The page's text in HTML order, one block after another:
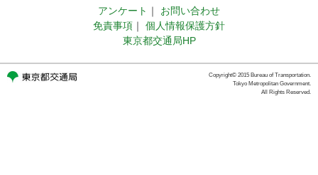
アンケート ｜
お問い合わせ
免責事項 ｜
個人情報保護方針
東京都交通局HP
Copyright© 2015 Bureau of Transportation.
Tokyo Metropolitan Government.
All Rights Reserved.